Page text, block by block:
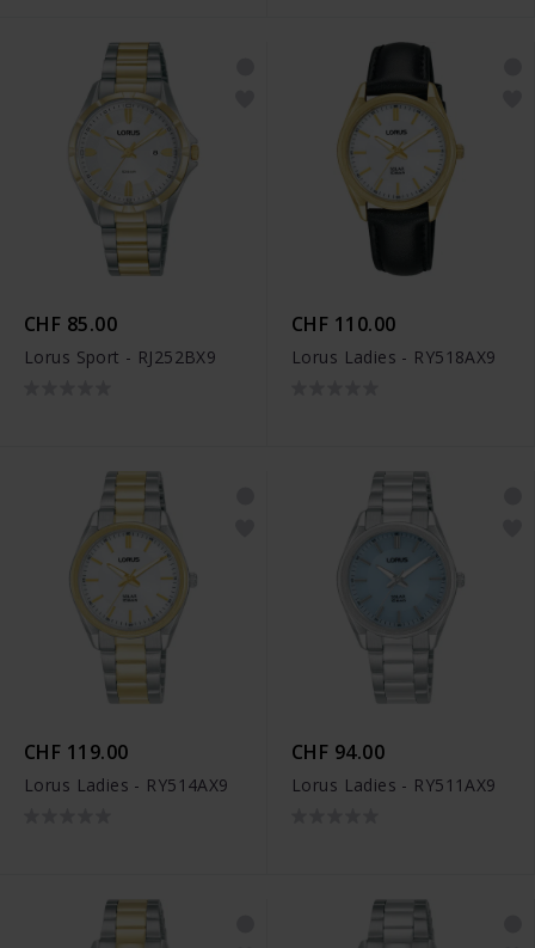
CHF 85.00
Lorus Sport - RJ252BX9
CHF 110.00
Lorus Ladies - RY518AX9
CHF 119.00
Lorus Ladies - RY514AX9
CHF 94.00
Lorus Ladies - RY511AX9